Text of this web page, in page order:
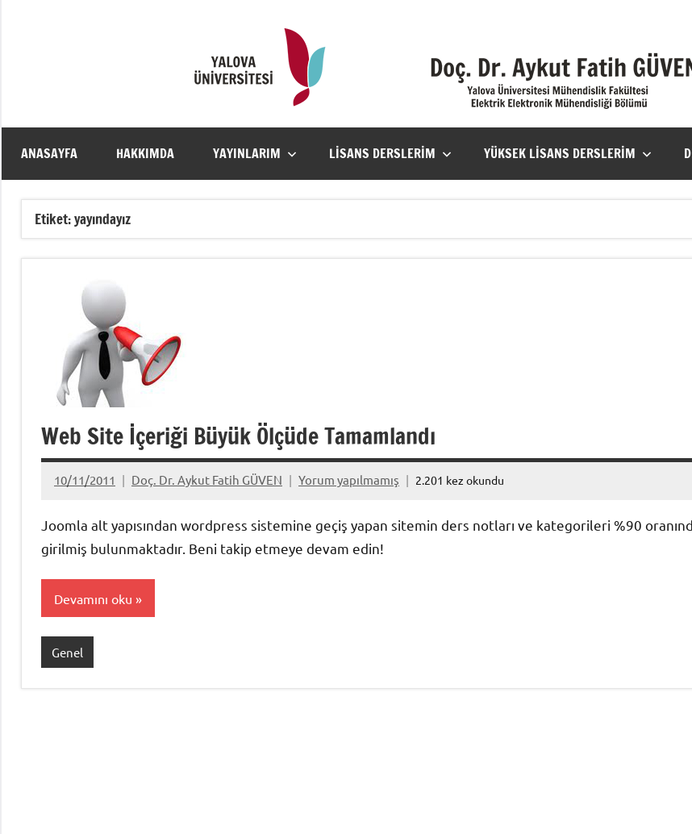
ANASAYFA HAKKIMDA YAYINLARIM LISANS DERSLERIM YÜKSEK LISANS DERSLERIM
Etiket:yayındayız
Web Site İçeriği Büyük Ölçüde Tamamlandı
10/11/2011 Doç. Dr. Aykut Fatih GÜVEN Yorum yapılmamış 2.201 kez okundu
Joomla alt yapısından wordpress sistemine geçiş yapan sitemin ders notları ve kategorileri %90
girilmiş bulunmaktadır. Beni takip etmeye devam edin!
Devamını oku
Genel